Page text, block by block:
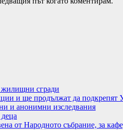
жилищни сгради
и ще продължат да
и анонимни изследвания
от Народното събрание, за